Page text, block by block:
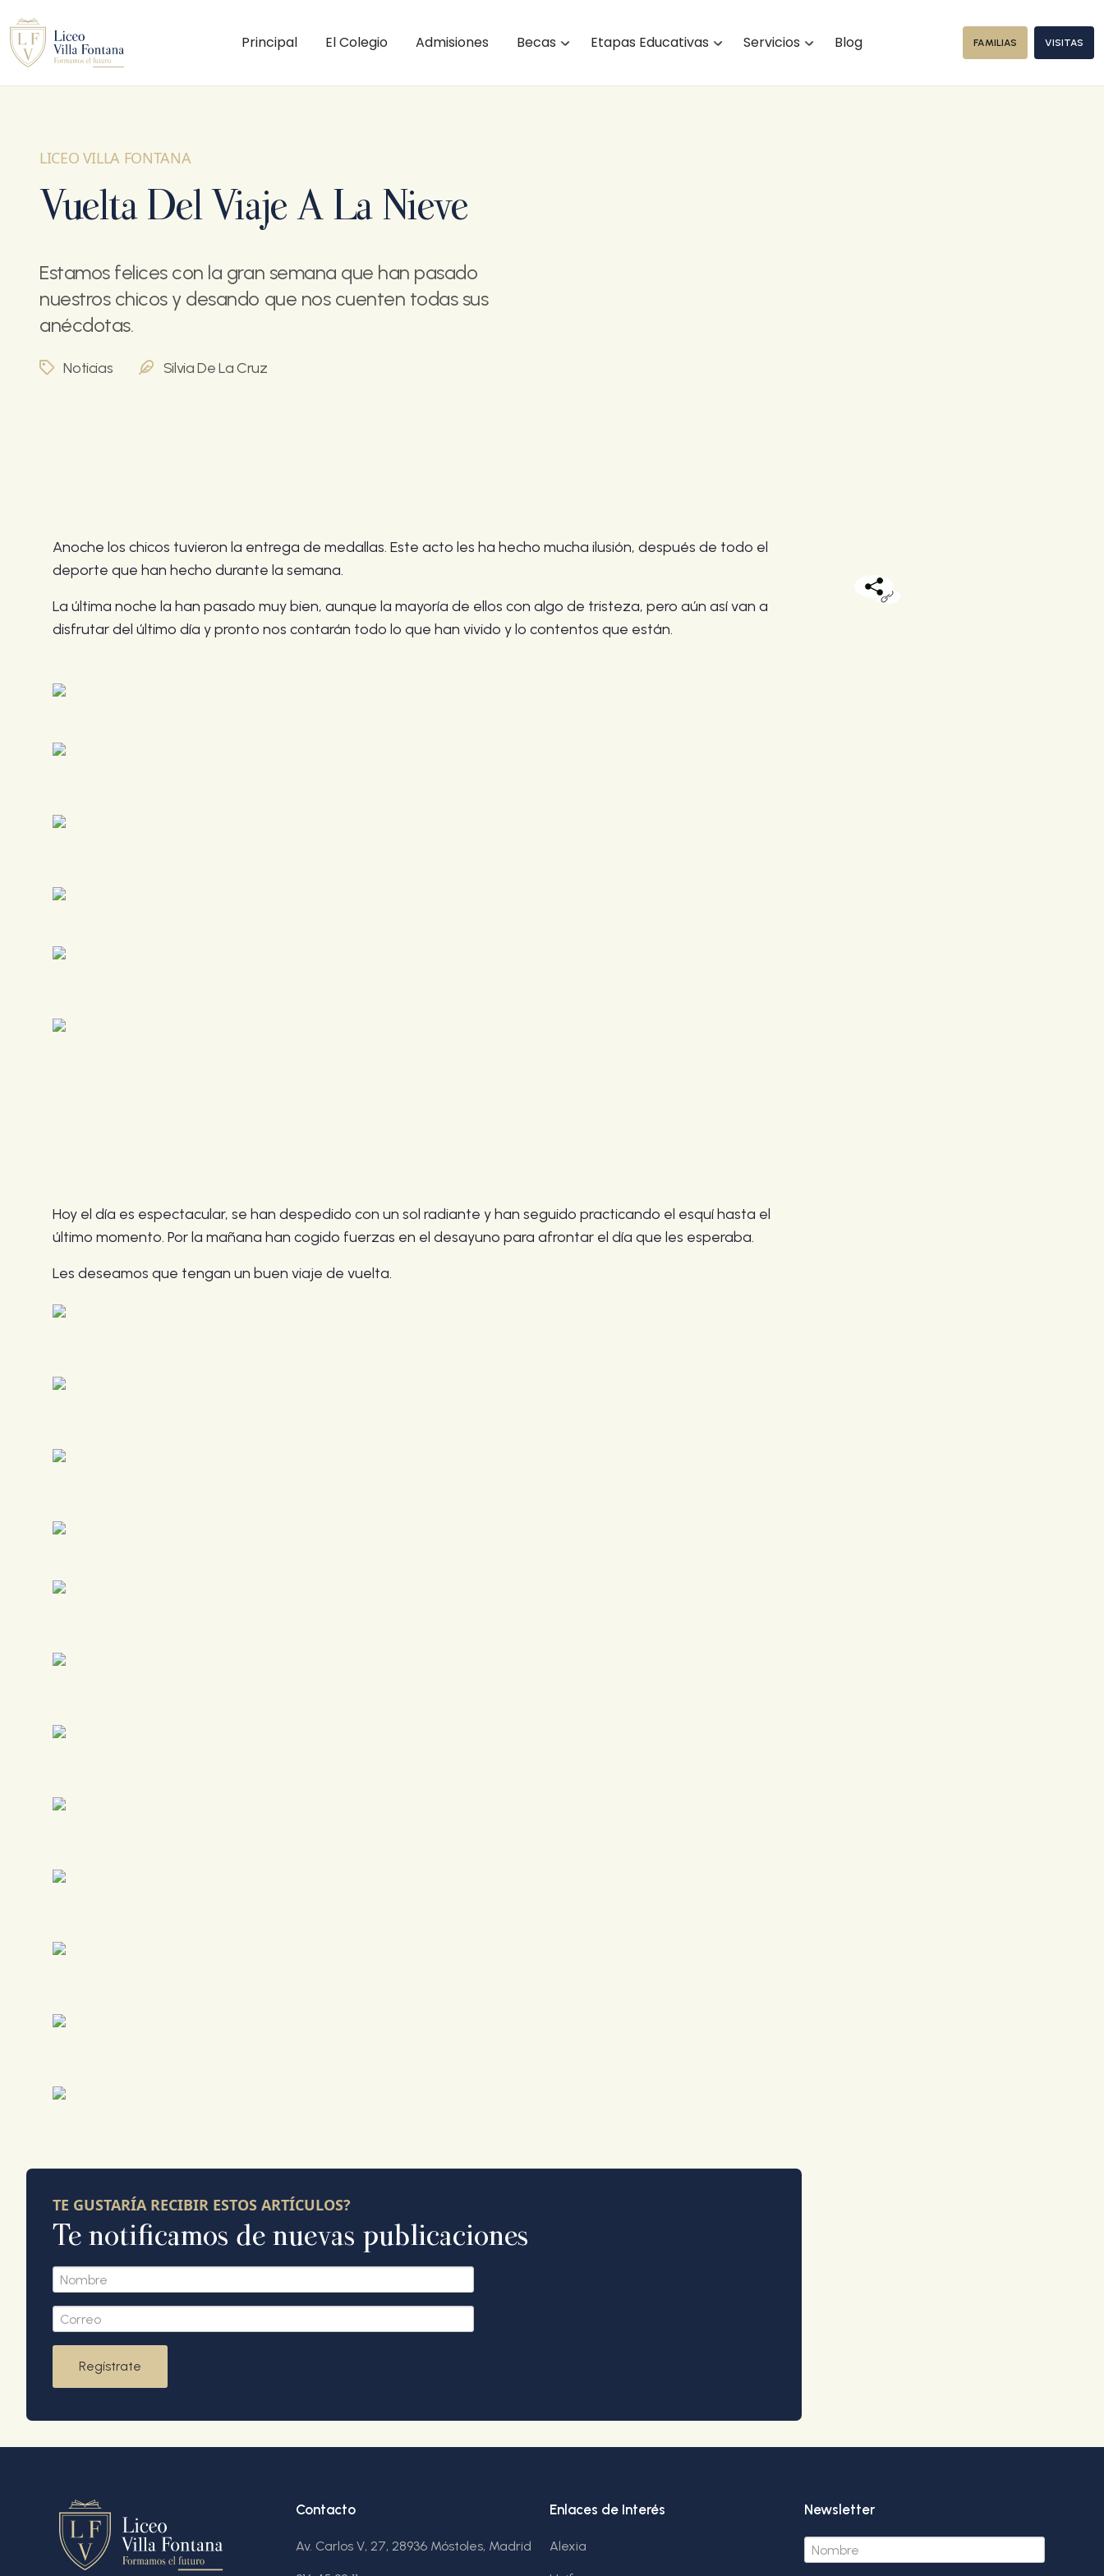
Principal El Colegio Admisiones Becas Etapas Educativas Servicios Blog FAMILIAS VISITAS
LICEO VILLA FONTANA
Vuelta Del Viaje A La Nieve
Estamos felices con la gran semana que han pasado
nuestros chicos y desando que nos cuenten todas sus
anécdotas.
Noticias Silvia De La Cruz
Anoche los chicos tuvieron la entrega de medallas. Este acto les ha hecho mucha ilusión, después de todo el
deporte que han hecho durante la semana.
La última noche la han pasado muy bien, aunque la mayoría de ellos con algo de tristeza, pero aún así van a
disfrutar del último día y pronto nos contarán todo lo que han vivido y lo contentos que están.
Hoy el día es espectacular, se han despedido con un sol radiante y han seguido practicando el esquí hasta el
último momento. Por la mañana han cogido fuerzas en el desayuno para afrontar el día que les esperaba.
Les deseamos que tengan un buen viaje de vuelta.
TE GUSTARÍA RECIBIR ESTOS ARTÍCULOS?
Te notificamos de nuevas publicaciones
Regístrate
Contacto
Av. Carlos V, 27, 28936 Móstoles, Madrid
Enlaces de Interés
Alexia
Newsletter